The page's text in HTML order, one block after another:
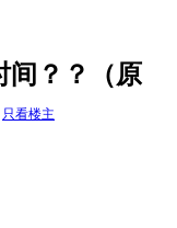
间？？（原
只看楼主